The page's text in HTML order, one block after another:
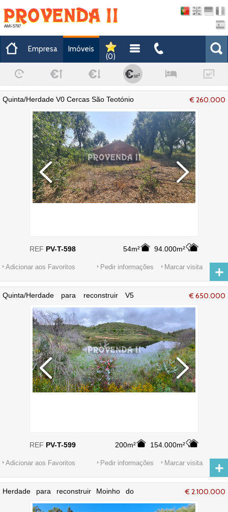
AMI-5797
Empresa
Imóveis
(0)
€ 260.000
Quinta/Herdade V0 Cercas São Teotónio
54m² 94.000m²
REF PV-T-598
Adicionar aos Favoritos Marcar visita
Pedir informações
€ 650.000
Quinta/Herdade para reconstruir V5
200m² 154.000m²
REF PV-T-599
Adicionar aos Favoritos Marcar visita
Pedir informações
€ 2.100.000
Herdade para reconstruir Moinho do